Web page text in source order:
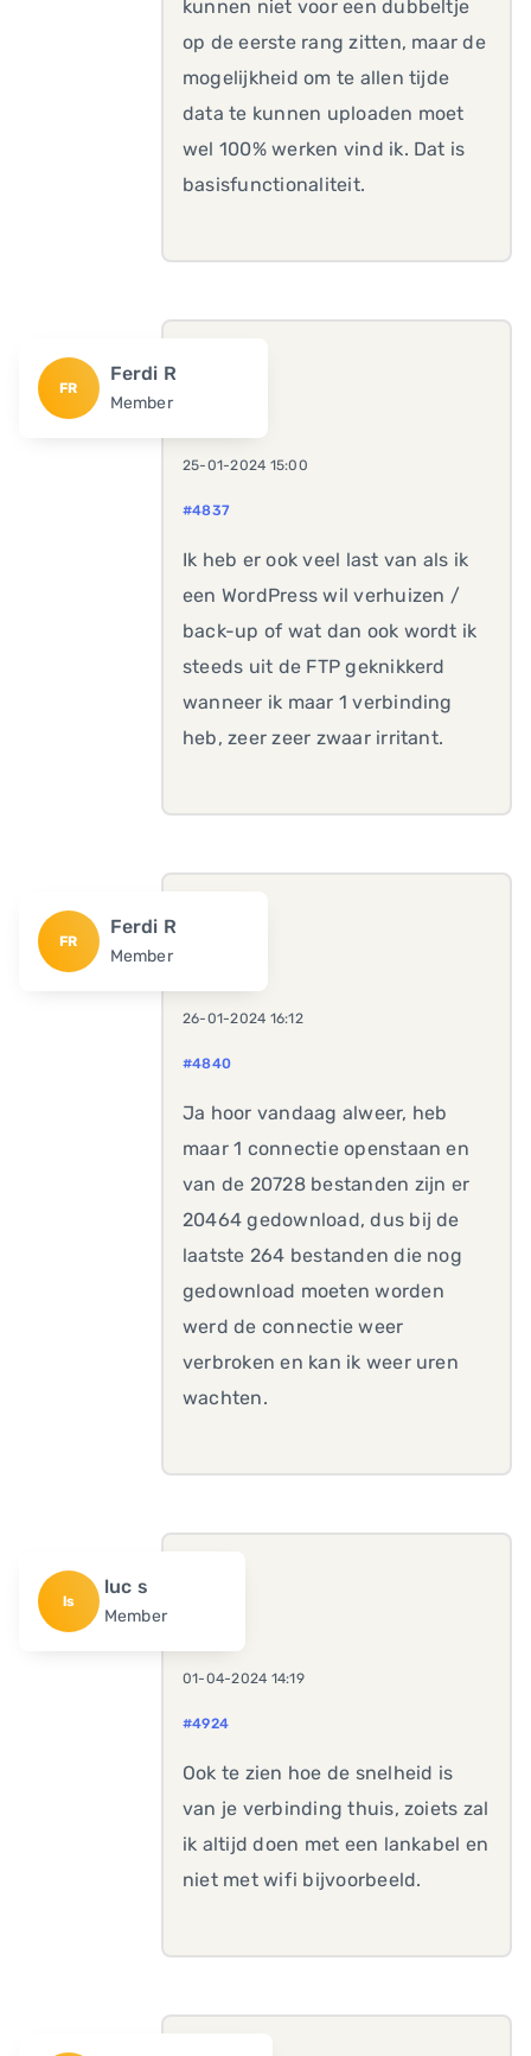
kunnen niet voor een dubbeltje
op de eerste rang zitten, maar de
mogelijkheid om te allen tijde
data te kunnen uploaden moet
wel 100% werken vind ik. Dat is
basisfunctionaliteit.
FR
Ferdi R
Member
25-01-2024 15:00
#4837
Ik heb er ook veel last van als ik
een WordPress wil verhuizen /
back-up of wat dan ook wordt ik
steeds uit de FTP geknikkerd
wanneer ik maar 1 verbinding
heb, zeer zeer zwaar irritant.
FR
Ferdi R
Member
26-01-2024 16:12
#4840
Ja hoor vandaag alweer, heb
maar 1 connectie openstaan en
van de 20728 bestanden zijn er
20464 gedownload, dus bij de
laatste 264 bestanden die nog
gedownload moeten worden
werd de connectie weer
verbroken en kan ik weer uren
wachten.
ls
luc s
Member
01-04-2024 14:19
#4924
Ook te zien hoe de snelheid is
van je verbinding thuis, zoiets zal
ik altijd doen met een lankabel en
niet met wifi bijvoorbeeld.